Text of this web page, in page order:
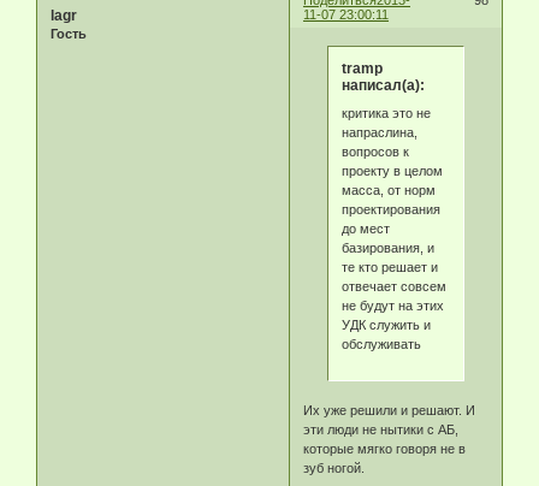
11-07 23:00:11
lagr
Гость
tramp
написал(а):
критика это не
напраслина,
вопросов к
проекту в целом
масса, от норм
проектирования
до мест
базирования, и
те кто решает и
отвечает совсем
не будут на этих
УДК служить и
обслуживать
Их уже решили и решают. И
эти люди не нытики с АБ,
которые мягко говоря не в
зуб ногой.